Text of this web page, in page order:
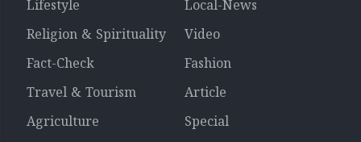
Lifestyle
Local-News
Religion & Spirituality
Video
Fact-Check
Fashion
Travel & Tourism
Article
Agriculture
Special